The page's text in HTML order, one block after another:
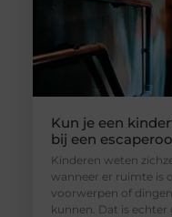
Kun je een
bij een
Kinderen weten
wanneer er ruimte is
voorwerpen of
kunnen. Dat is